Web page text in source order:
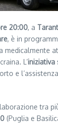
20:00, a
, è in
medicalmente
L’iniziativa
e
tra
(Puglia e